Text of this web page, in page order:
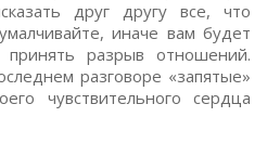
друг другу все, что
иначе вам будет
принять разрыв отношений.
разговоре «запятые»
чувствительного сердца